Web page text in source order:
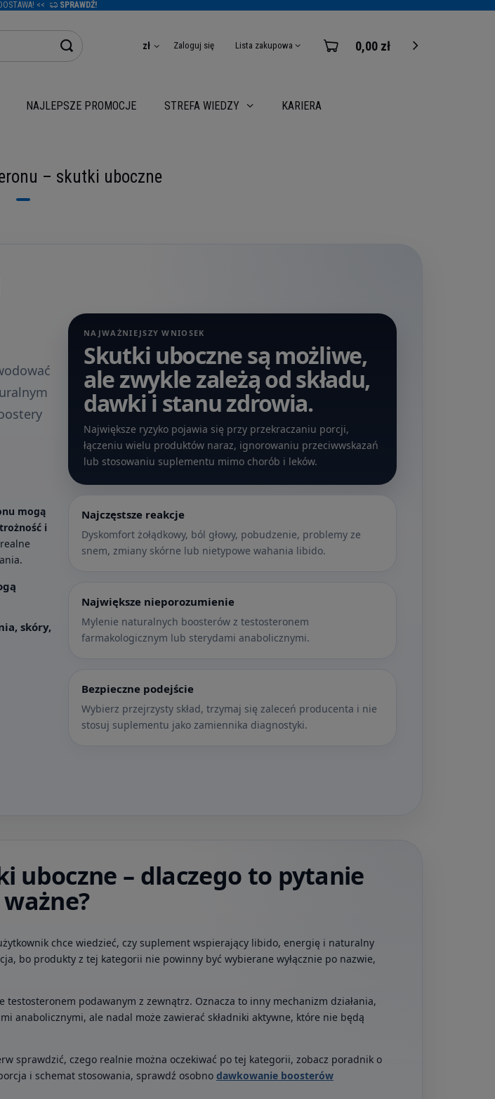
<< SPRAWDŹ!
zł Zaloguj się Lista zakupowa 0,00 zł
NAJLEPSZE PROMOCJE STREFA WIEDZY KARIERA
– skutki uboczne
mogą
i
skóry,
NAJWAŻNIEJSZY WNIOSEK
Skutki uboczne są możliwe,
ale zwykle zależą od składu,
dawki i stanu zdrowia.
Największe ryzyko pojawia się przy przekraczaniu porcji,
łączeniu wielu produktów naraz, ignorowaniu przeciwwskazań
lub stosowaniu suplementu mimo chorób i leków.
Najczęstsze reakcje
Dyskomfort żołądkowy, ból głowy, pobudzenie, problemy ze
snem, zmiany skórne lub nietypowe wahania libido.
Największe nieporozumienie
Mylenie naturalnych boosterów z testosteronem
farmakologicznym lub sterydami anabolicznymi.
Bezpieczne podejście
Wybierz przejrzysty skład, trzymaj się zaleceń producenta i nie
stosuj suplementu jako zamiennika diagnostyki.
uboczne – dlaczego to pytanie
chce wiedzieć, czy suplement wspierający libido, energię i naturalny
bo produkty z tej kategorii nie powinny być wybierane wyłącznie po nazwie,
podawanym z zewnątrz. Oznacza to inny mechanizm działania,
anabolicznymi, ale nadal może zawierać składniki aktywne, które nie będą
sprawdzić, czego realnie można oczekiwać po tej kategorii, zobacz poradnik o
i schemat stosowania, sprawdź osobno dawkowanie boosterów